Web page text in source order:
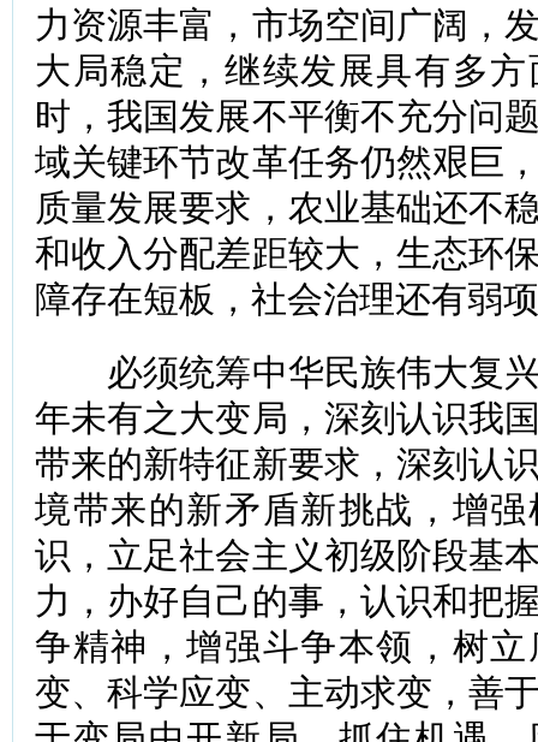
力资源丰富，市场空间广阔，
大局稳定，继续发展具有多
时，我国发展不平衡不充分问
域关键环节改革任务仍然艰巨
质量发展要求，农业基础还不
和收入分配差距较大，生态环
障存在短板，社会治理还有弱
必须统筹中华民族伟大复兴
年未有之大变局，深刻认识我
带来的新特征新要求，深刻认
境带来的新矛盾新挑战，增
识，立足社会主义初级阶段基
力，办好自己的事，认识和把
争精神，增强斗争本领，树
变、科学应变、主动求变，善